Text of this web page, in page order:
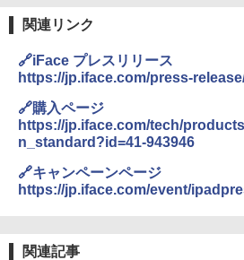
関連リンク
🔗iFace プレスリリース
https://jp.iface.com/press-
🔗購入ページ
https://jp.iface.com/tech/
n_standard?id=41-943946
🔗キャンペーンページ
https://jp.iface.com/event/
関連記事